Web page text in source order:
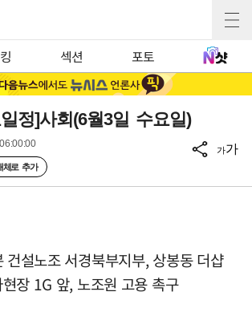
섹션 포토
정]사회(6월3일 수요일)
체로 추가
가가
설노조 서경북부지부, 상봉동 더샵
장 1G 앞, 노조원 고용 촉구